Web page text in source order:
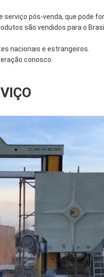
pós-venda, que pode
são vendidos para o
nacionais e estrangeiros.
conosco.